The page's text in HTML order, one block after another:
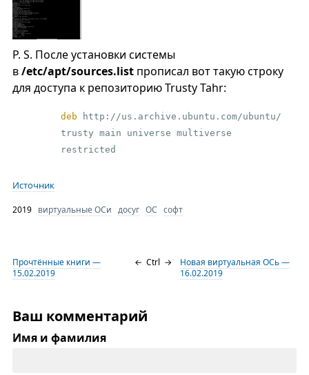
P. S. После установки системы
в/etc/apt/sources.listпрописал вот такую строку
для доступа к репозиторию Trusty Tahr:
deb http://us.archive.ubuntu.com/ubuntu/
trusty main universe multiverse
restricted
Источник
2019 виртуальные ОСи досуг ОС софт
Прочтённые книги —
15.02.2019
← Ctrl →
Новая виртуальная ОСь —
16.02.2019
Ваш комментарий
Имя и фамилия